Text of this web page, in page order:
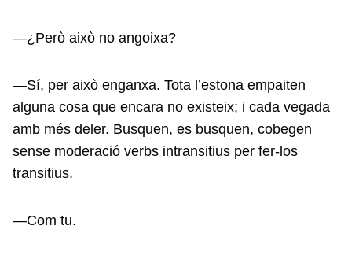
—¿Però això no angoixa?
—Sí, per això enganxa. Tota l’estona empaiten
alguna cosa que encara no existeix; i cada vegada
amb més deler. Busquen, es busquen, cobegen
sense moderació verbs intransitius per fer-los
transitius.
—Com tu.